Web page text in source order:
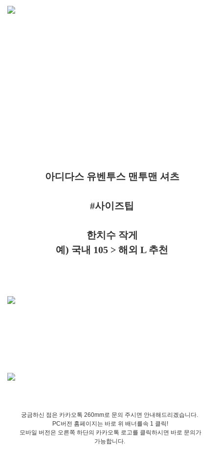
아디다스 유벤투스 맨투맨 셔츠
#사이즈팁
한치수 작게
예) 국내 105 > 해외 L 추천
궁금하신 점은 카카오톡 260mm로 문의 주시면 안내해드리겠습니다.
PC버전 홈페이지는 바로 위 배너를속 1 클릭!
모바일 버전은 오른쪽 하단의 카카오톡 로고를 클릭하시면 바로 문의가
가능합니다.